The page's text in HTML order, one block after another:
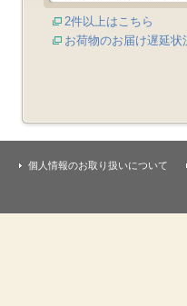
2件以上はこちら
お荷物のお届け遅延状
個人情報のお取り扱いについて